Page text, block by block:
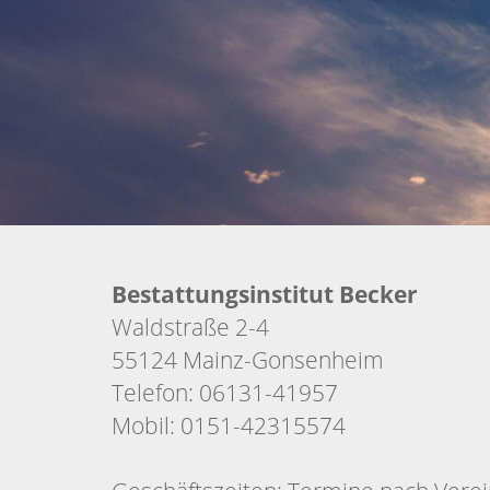
Bestattungsinstitut Becker
Waldstraße 2-4
55124 Mainz-Gonsenheim
Telefon: 06131-41957
Mobil: 0151-42315574